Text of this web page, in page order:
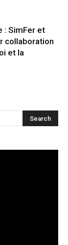
: SimFer et
collaboration
et la